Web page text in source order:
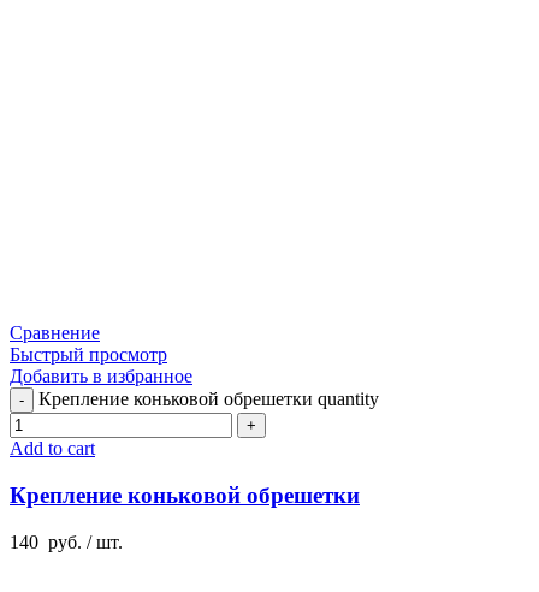
Сравнение
Быстрый просмотр
Добавить в избранное
Крепление коньковой обрешетки quantity
Add to cart
Крепление коньковой обрешетки
140 руб. / шт.